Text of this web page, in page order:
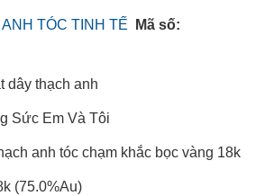
TÓC TINH TẾ
Mã số:
dây thạch anh
Sức Em Và Tôi
anh tóc chạm khắc bọc vàng 18k
(75.0%Au)